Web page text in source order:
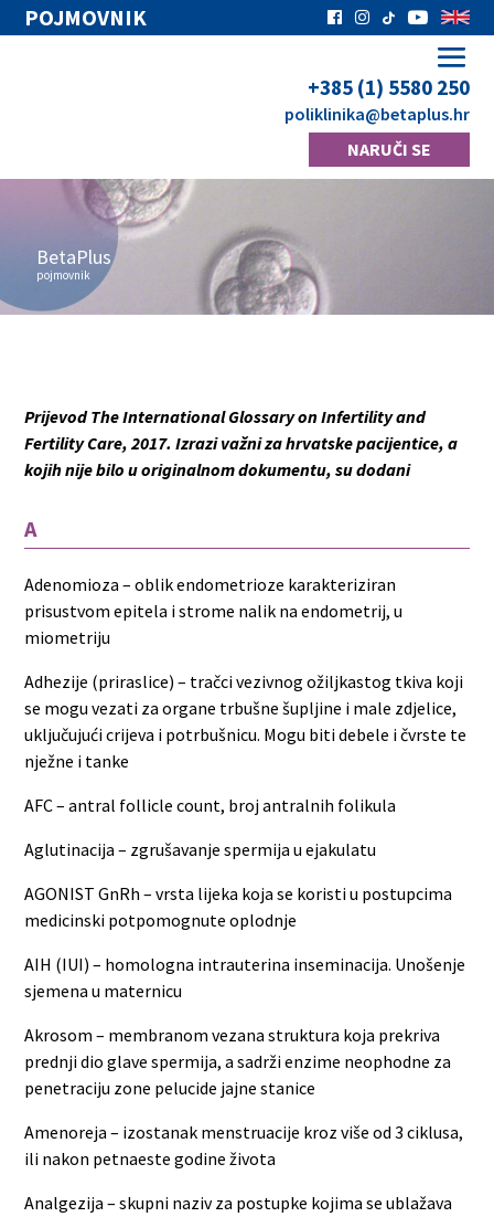
POJMOVNIK
+385 (1) 5580 250
poliklinika@betaplus.hr
NARUČI SE
BetaPlus
pojmovnik
Prijevod The International Glossary on Infertility and
Fertility Care, 2017. Izrazi važni za hrvatske pacijentice, a
kojih nije bilo u originalnom dokumentu, su dodani
A
Adenomioza – oblik endometrioze karakteriziran
prisustvom epitela i strome nalik na endometrij, u
miometriju
Adhezije (priraslice) – tračci vezivnog ožiljkastog tkiva koji
se mogu vezati za organe trbušne šupljine i male zdjelice,
uključujući crijeva i potrbušnicu. Mogu biti debele i čvrste te
nježne i tanke
AFC – antral follicle count, broj antralnih folikula
Aglutinacija – zgrušavanje spermija u ejakulatu
AGONIST GnRh – vrsta lijeka koja se koristi u postupcima
medicinski potpomognute oplodnje
AIH (IUI) – homologna intrauterina inseminacija. Unošenje
sjemena u maternicu
Akrosom – membranom vezana struktura koja prekriva
prednji dio glave spermija, a sadrži enzime neophodne za
penetraciju zone pelucide jajne stanice
Amenoreja – izostanak menstruacije kroz više od 3 ciklusa,
ili nakon petnaeste godine života
Analgezija – skupni naziv za postupke kojima se ublažava